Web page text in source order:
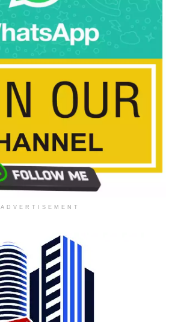
ADVERTISEMENT